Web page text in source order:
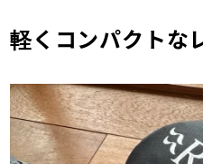
軽くコンパクトな